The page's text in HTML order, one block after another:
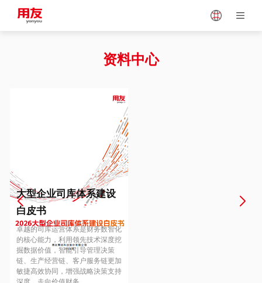
Vietnam
Europe
Hungary
Hong Kong
资料中心
大型企业司库体系建设
白皮书
卓越的司库运营体系是财务数智化
的核心能力，利用领先技术深度挖
掘数据价值，智能引导管理决策
链、生产经营链、客户服务链更加
敏捷高效协同，增强战略決策支持